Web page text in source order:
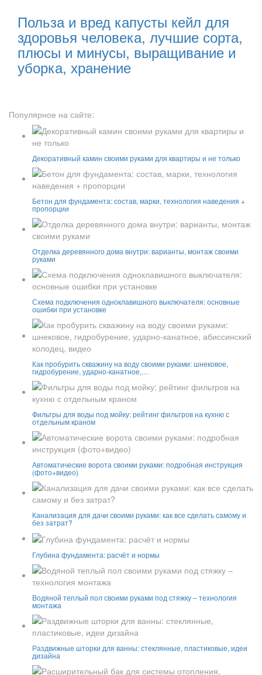
Польза и вред капусты кейл для
здоровья человека, лучшие сорта,
плюсы и минусы, выращивание и
уборка, хранение
Популярное на сайте:
Декоративный камин своими руками для квартиры и не только
Бетон для фундамента: состав, марки, технология наведения +
пропорции
Отделка деревянного дома внутри: варианты, монтаж своими
руками
Схема подключения одноклавишного выключателя: основные
ошибки при установке
Как пробурить скважину на воду своими руками: шнековое,
гидробурение, ударно-канатное,…
Фильтры для воды под мойку: рейтинг фильтров на кухню с
отдельным краном
Автоматические ворота своими руками: подробная инструкция
(фото+видео)
Канализация для дачи своими руками: как все сделать самому и
без затрат?
Глубина фундамента: расчёт и нормы
Водяной теплый пол своими руками под стяжку – технология
монтажа
Раздвижные шторки для ванны: стеклянные, пластиковые, идеи
дизайна